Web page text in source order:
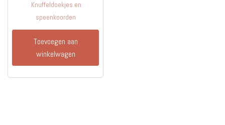
Knuffeldoekjes en
speenkoorden
Toevoegen aan
winkelwagen